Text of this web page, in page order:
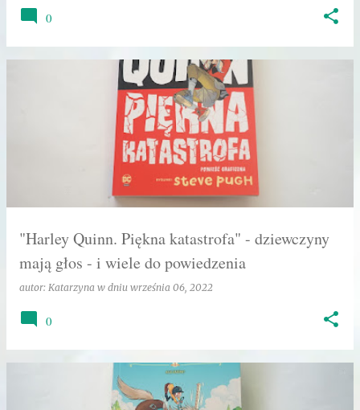
0
"Harley Quinn. Piękna katastrofa" - dziewczyny
mają głos - i wiele do powiedzenia
autor: Katarzyna w dniu września 06, 2022
0